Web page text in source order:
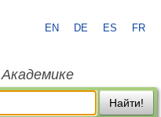
EN DE ES FR
Найти!